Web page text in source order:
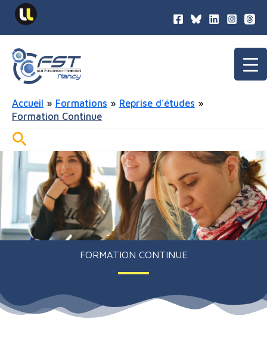
principal
Aller
Accueil Formations
Reprise d’études
Formation Continue
Rechercher
FORMATION CONTINUE